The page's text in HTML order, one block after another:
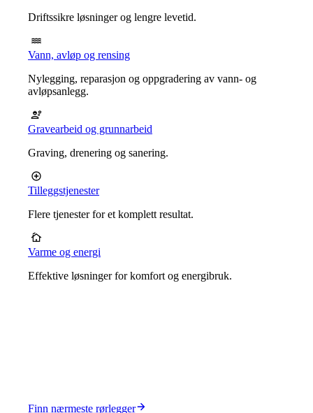
Driftssikre løsninger og lengre levetid.
Vann, avløp og rensing
Nylegging, reparasjon og oppgradering av vann- og
avløpsanlegg.
Gravearbeid og grunnarbeid
Graving, drenering og sanering.
Tilleggstjenester
Flere tjenester for et komplett resultat.
Varme og energi
Effektive løsninger for komfort og energibruk.
Finn nærmeste rørlegger